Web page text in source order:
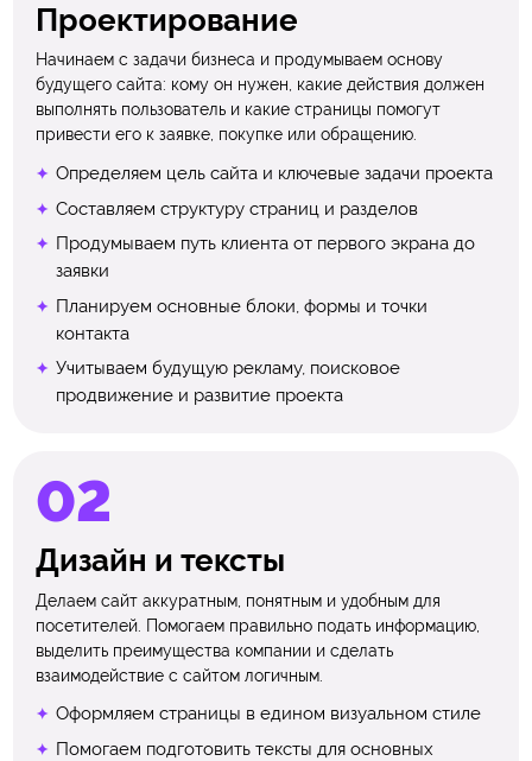
Проектирование
Начинаем с задачи бизнеса и продумываем основу
будущего сайта: кому он нужен, какие действия должен
выполнять пользователь и какие страницы помогут
привести его к заявке, покупке или обращению.
Определяем цель сайта и ключевые задачи проекта
Составляем структуру страниц и разделов
Продумываем путь клиента от первого экрана до
заявки
Планируем основные блоки, формы и точки
контакта
Учитываем будущую рекламу, поисковое
продвижение и развитие проекта
Дизайн и тексты
Делаем сайт аккуратным, понятным и удобным для
посетителей. Помогаем правильно подать информацию,
выделить преимущества компании и сделать
взаимодействие с сайтом логичным.
Оформляем страницы в едином визуальном стиле
Помогаем подготовить тексты для основных